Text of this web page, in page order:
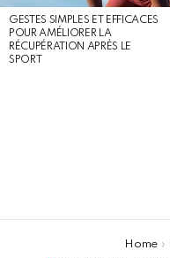
GESTES SIMPLES ET EFFICACES
POUR AMÉLIORER LA
RÉCUPÉRATION APRÈS LE
SPORT
Home